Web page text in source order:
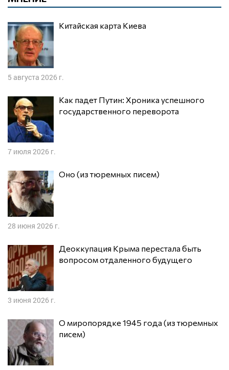
Китайская карта Киева
5 августа 2026 г.
Как падет Путин: Хроника успешного
государственного переворота
7 июля 2026 г.
Оно (из тюремных писем)
28 июня 2026 г.
Деоккупация Крыма перестала быть
вопросом отдаленного будущего
3 июня 2026 г.
О миропорядке 1945 года (из тюремных
писем)